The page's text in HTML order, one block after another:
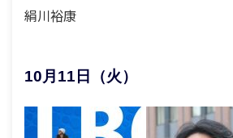
絹川裕康
10月11日（火）